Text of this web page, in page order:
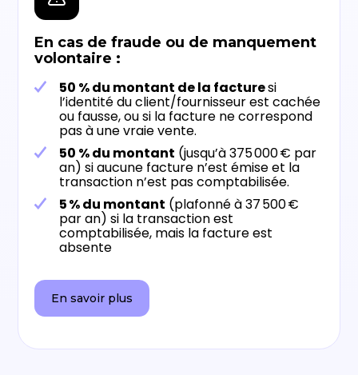
En cas de fraude ou de manquement
volontaire :
50 % du montant de la facturesi
l’identité du client/fournisseur est cachée
ou fausse, ou si la facture ne correspond
pas à une vraie vente.
50 % du montant (jusqu’à 375 000 € par
an) si aucune facture n’est émise et la
transaction n’est pas comptabilisée.
5 % du montant (plafonné à 37 500 €
par an) si la transaction est
comptabilisée, mais la facture est
absente
En savoir plus